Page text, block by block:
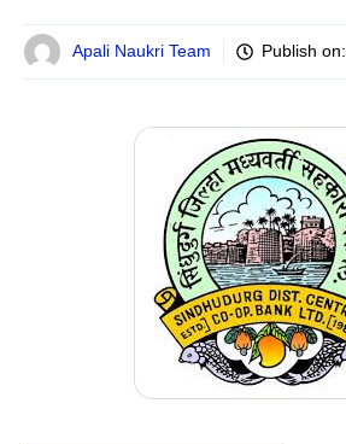
Apali Naukri Team Publish on: